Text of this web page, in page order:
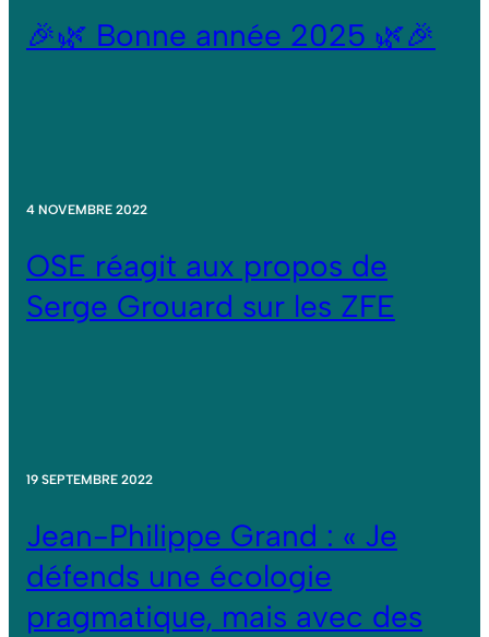
🎉🌿 Bonne année 2025 🌿🎉
4 NOVEMBRE 2022
OSE réagit aux propos de
Serge Grouard sur les ZFE
19 SEPTEMBRE 2022
Jean-Philippe Grand : « Je
défends une écologie
pragmatique, mais avec des